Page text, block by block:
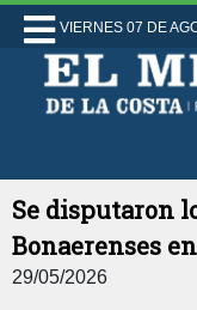
VIERNES 07 DE
Se disputaron
Bonaerenses
29/05/2026